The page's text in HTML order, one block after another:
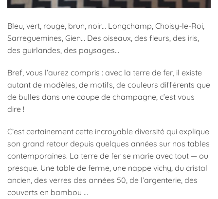
Bleu, vert, rouge, brun, noir… Longchamp, Choisy-le-Roi,
Sarreguemines, Gien… Des oiseaux, des fleurs, des iris,
des guirlandes, des paysages…
Bref, vous l’aurez compris : avec la terre de fer, il existe
autant de modèles, de motifs, de couleurs différents que
de bulles dans une coupe de champagne, c’est vous
dire !
C’est certainement cette incroyable diversité qui explique
son grand retour depuis quelques années sur nos tables
contemporaines. La terre de fer se marie avec tout — ou
presque. Une table de ferme, une nappe vichy, du cristal
ancien, des verres des années 50, de l’argenterie, des
couverts en bambou …